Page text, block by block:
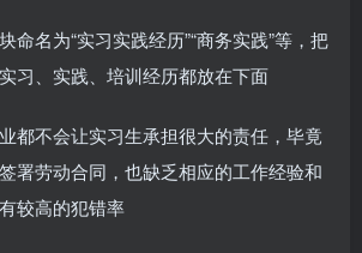
命名为“实习实践经历”“商务实践”等，把
习、实践、培训经历都放在下面
都不会让实习生承担很大的责任，毕竟
署劳动合同，也缺乏相应的工作经验和
较高的犯错率